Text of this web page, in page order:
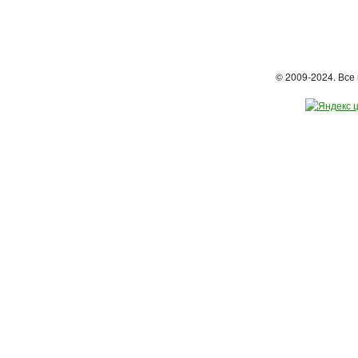
© 2009-2024.